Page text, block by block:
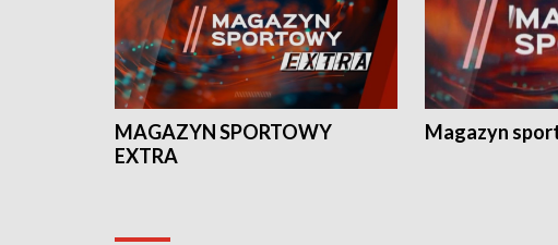
MAGAZYN SPORTOWY
EXTRA
Magazyn